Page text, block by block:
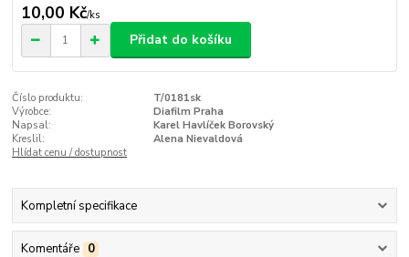
10,00 Kč/ks
Přidat do košíku
Číslo produktu:
T/0181sk
Výrobce:
Diafilm Praha
Napsal:
Karel Havlíček Borovský
Kreslil:
Alena Nievaldová
Hlídat cenu / dostupnost
Kompletní specifikace
Komentáře 0